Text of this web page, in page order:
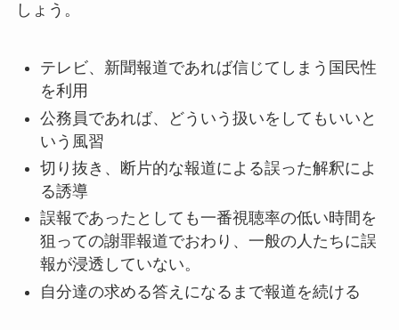
しょう。
テレビ、新聞報道であれば信じてしまう国民性
を利用
公務員であれば、どういう扱いをしてもいいと
いう風習
切り抜き、断片的な報道による誤った解釈によ
る誘導
誤報であったとしても一番視聴率の低い時間を
狙っての謝罪報道でおわり、一般の人たちに誤
報が浸透していない。
自分達の求める答えになるまで報道を続ける